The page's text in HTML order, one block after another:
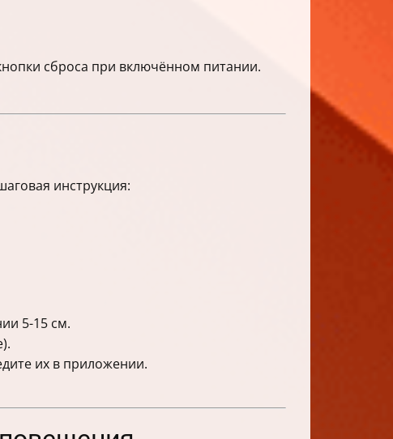
сброса при включённом питании.
инструкция:
5-15 см.
их в приложении.